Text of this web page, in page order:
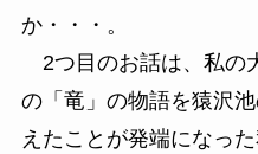
か・・・。
2つ目のお話は、私の
の「竜」の物語を猿沢
えたことが発端になっ